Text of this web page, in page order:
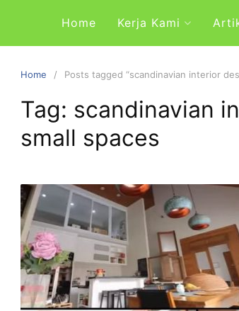
Home Kerja Kami
Home Posts tagged “scandinavian interior
Tag: scandinavian
small spaces